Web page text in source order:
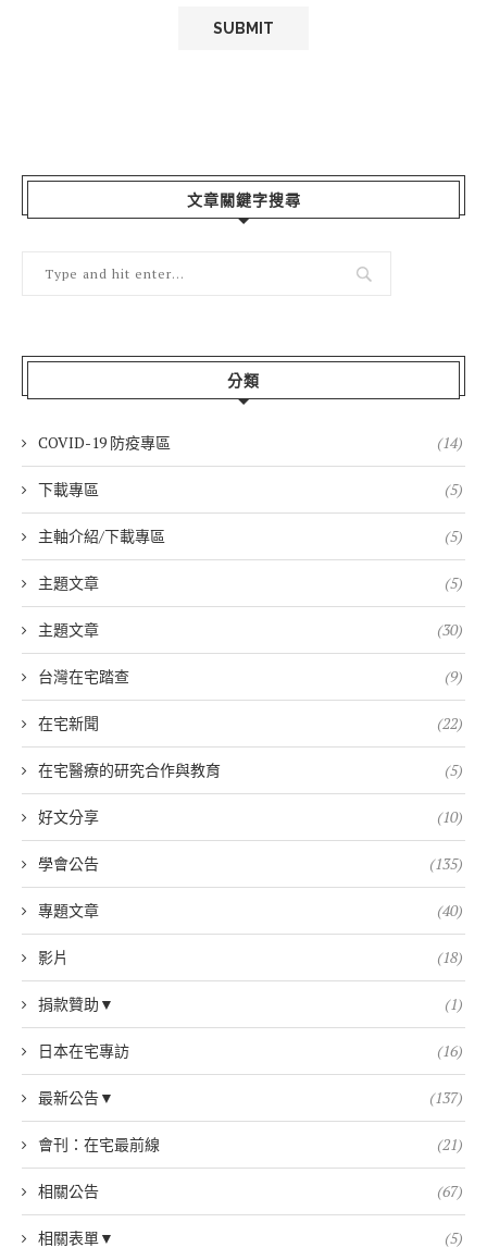
文章關鍵字搜尋
分類
COVID-19 防疫專區 (14)
下載專區 (5)
主軸介紹/下載專區 (5)
主題文章 (5)
主題文章 (30)
台灣在宅踏查 (9)
在宅新聞 (22)
在宅醫療的研究合作與教育 (5)
好文分享 (10)
學會公告 (135)
專題文章 (40)
影片 (18)
捐款贊助▼ (1)
日本在宅專訪 (16)
最新公告▼ (137)
會刊：在宅最前線 (21)
相關公告 (67)
相關表單▼ (5)